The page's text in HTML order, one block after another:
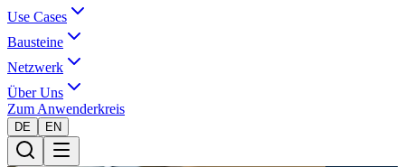
Use Cases
Bausteine
Netzwerk
Über Uns
Zum Anwenderkreis
DE EN